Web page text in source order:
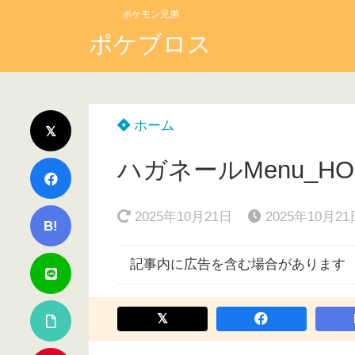
ポケモン兄弟
ポケブロス
B!
ホーム
ハガネール
2025年10月21日 2025年10月21
記事内に広告を含む場合があります